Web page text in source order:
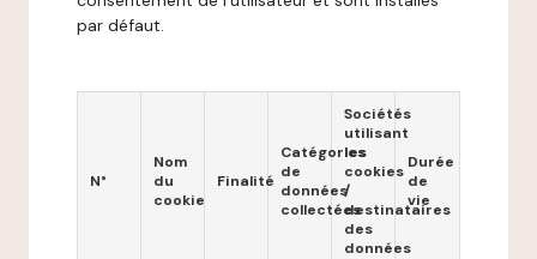
par défaut.
N°
Nom
du
cookie
Finalité
Catégories
de
données
collectées
Sociétés
utilisant
les
cookies
/
destinataires
des
données
Durée
de
vie